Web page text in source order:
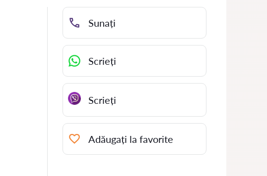
Sunați
Scrieți
Scrieți
Adăugați la favorite